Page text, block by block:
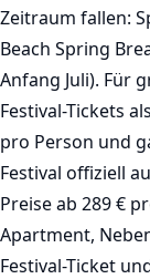
Zeitraum fallen:
Beach Spring
Anfang Juli). Für
Festival-Tickets
pro Person und
Festival offiziell
Preise ab 289 €
Apartment,
Festival-Ticket